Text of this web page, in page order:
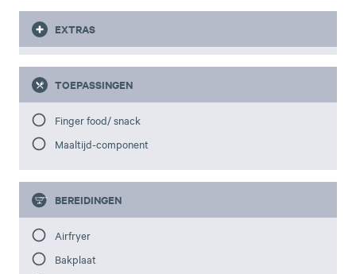
EXTRAS
TOEPASSINGEN
Finger food/ snack
Maaltijd-component
BEREIDINGEN
Airfryer
Bakplaat